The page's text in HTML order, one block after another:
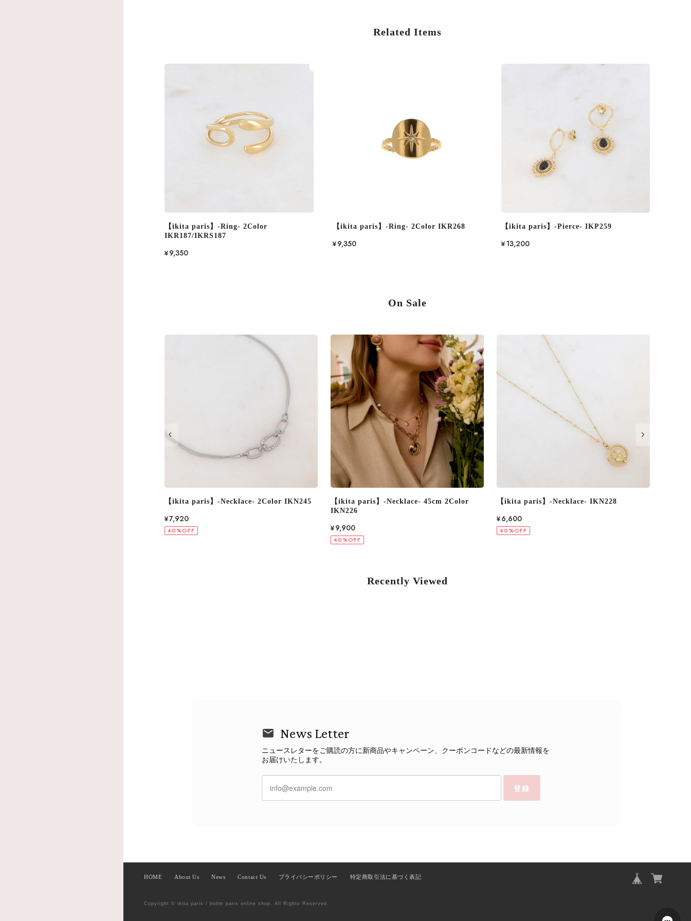
Related Items
【ikita paris】-Ring- 2Color
IKR187/IKRS187
¥9,350
【ikita paris】-Ring- 2Color IKR268
¥9,350
【ikita paris】-Pierce- IKP259
¥13,200
On Sale
【ikita paris】-Necklace- 45cm 2Color
¥9,900
【ikita paris】-Necklace- IKN228
40%OFF
【ikita paris】-Necklace- IKN247
¥6,600
40%OFF
Recently Viewed
News Letter
ニュースレターをご購読の方に新商品やキャンペーン、クーポンコードなどの最新情報を
お届けいたします。
登録
HOME About Us News Contact Us プライバシーポリシー 特定商取引法に基づく表記
Copyright © ikita paris / bohm paris online shop. All Rights Reserved.